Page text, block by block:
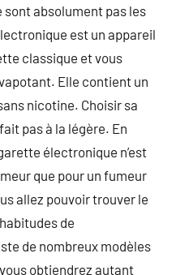
absolument pas les
est un appareil
classique et vous
Elle contient un
nicotine. Choisir sa
pas à la légère. En
électronique n’est
que pour un fumeur
allez pouvoir trouver le
de
de nombreux modèles
obtiendrez autant